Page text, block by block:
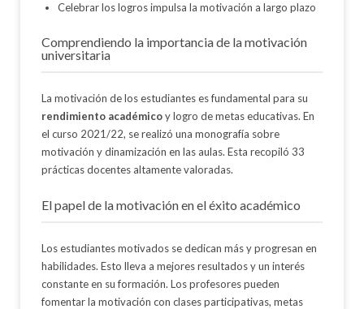
Celebrar los logros impulsa la motivación a largo plazo
Comprendiendo la importancia de la motivación
universitaria
La motivación de los estudiantes es fundamental para su
rendimiento académicoy logro de metas educativas. En
el curso 2021/22, se realizó una monografía sobre
motivación y dinamización en las aulas. Esta recopiló 33
prácticas docentes altamente valoradas.
El papel de la motivación en el éxito académico
Los estudiantes motivados se dedican más y progresan en
habilidades. Esto lleva a mejores resultados y un interés
constante en su formación. Los profesores pueden
fomentar la motivación con clases participativas, metas